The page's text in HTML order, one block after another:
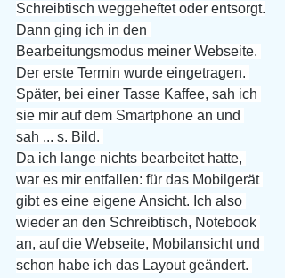
Schreibtisch weggeheftet oder entsorgt.
Dann ging ich in den
Bearbeitungsmodus meiner Webseite.
Der erste Termin wurde eingetragen.
Später, bei einer Tasse Kaffee, sah ich
sie mir auf dem Smartphone an und
sah ... s. Bild.
Da ich lange nichts bearbeitet hatte,
war es mir entfallen: für das Mobilgerät
gibt es eine eigene Ansicht. Ich also
wieder an den Schreibtisch, Notebook
an, auf die Webseite, Mobilansicht und
schon habe ich das Layout geändert.